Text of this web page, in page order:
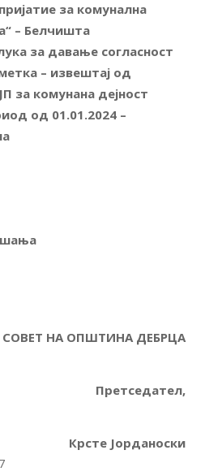
за комунална
– Белчишта
за давање согласност
– извештај од
за комунана дејност
од 01.01.2024 –
СОВЕТ НА ОПШТИНА ДЕБРЦА
Претседател,
Крсте Јорданоски